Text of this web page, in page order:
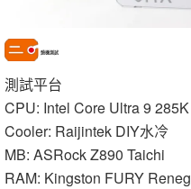
燒機測試
測試平台
CPU: Intel Core Ultra 9 285K
Cooler: Raijintek DIY水冷
MB: ASRock Z890 Taichi
RAM: Kingston FURY